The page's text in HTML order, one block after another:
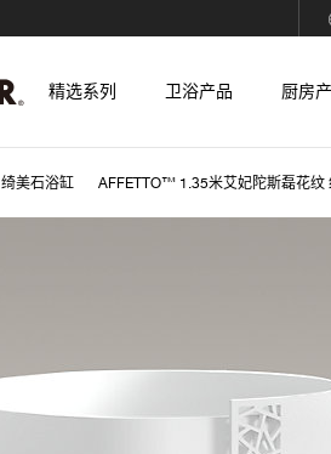
精选系列 卫浴产品 厨房
绮美石浴缸 AFFETTO™ 1.35米艾妃陀斯磊花纹